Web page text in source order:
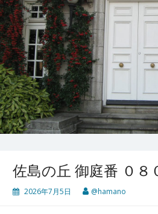
佐島の丘 御庭番 ０８
2026年7月5日 @hamano